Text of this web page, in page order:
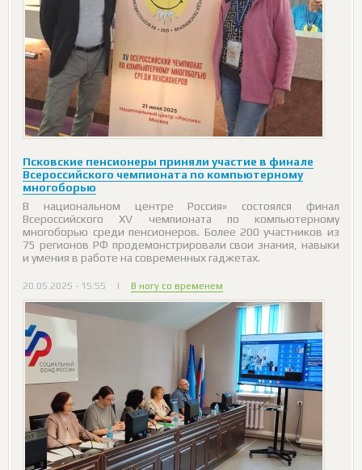
Псковские пенсионеры приняли участие в финале
Всероссийского чемпионата по компьютерному
многоборью
В национальном центре Россия» состоялся финал
Всероссийского XV чемпионата по компьютерному
многоборью среди пенсионеров. Более 200 участников из
75 регионов РФ продемонстрировали свои знания, навыки
и умения в работе на современных гаджетах.
20.05.2025 - 15:55 | В ногу со временем